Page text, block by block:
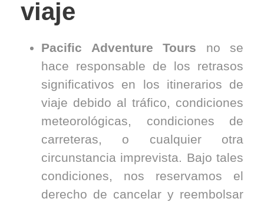
viaje
Pacific Adventure Tours no se
hace responsable de los retrasos
significativos en los itinerarios de
viaje debido al tráfico, condiciones
meteorológicas, condiciones de
carreteras, o cualquier otra
circunstancia imprevista. Bajo tales
condiciones, nos reservamos el
derecho de cancelar y reembolsar